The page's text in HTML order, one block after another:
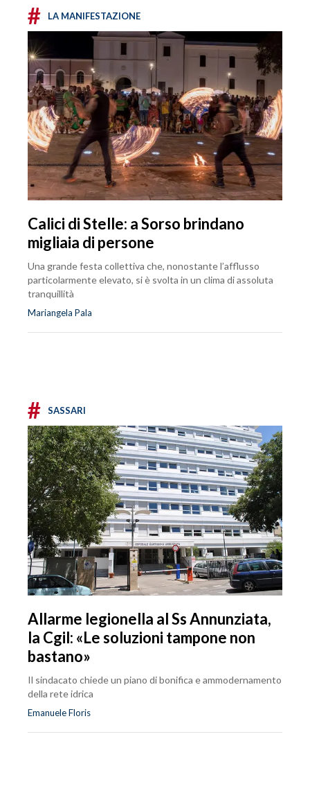
# LA MANIFESTAZIONE
Calici di Stelle: a Sorso brindano
migliaia di persone
Una grande festa collettiva che, nonostante l’afflusso
particolarmente elevato, si è svolta in un clima di assoluta
tranquillità
Mariangela Pala
# SASSARI
Allarme legionella al Ss Annunziata,
la Cgil: «Le soluzioni tampone non
bastano»
Il sindacato chiede un piano di bonifica e ammodernamento
della rete idrica
Emanuele Floris